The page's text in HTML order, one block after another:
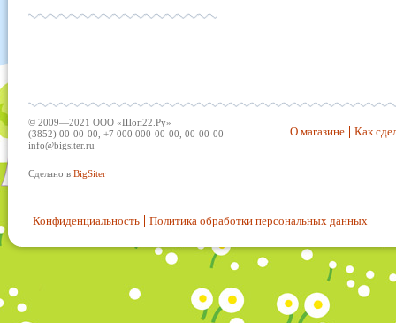
© 2009—2021 ООО «Шоп22.Ру»
(3852) 00-00-00, +7 000 000-00-00, 00-00-00
info@bigsiter.ru
Сделано в BigSiter
О магазине Как
Конфиденциальность Политика обработки персональных данных